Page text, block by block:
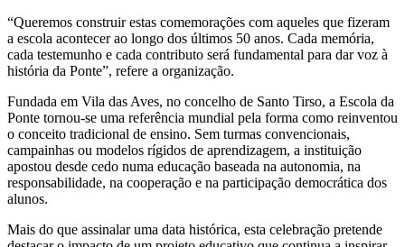
“Queremos construir estas comemorações com aqueles que fizeram
a escola acontecer ao longo dos últimos 50 anos. Cada memória,
cada testemunho e cada contributo será fundamental para dar voz à
história da Ponte”, refere a organização.
Fundada em Vila das Aves, no concelho de Santo Tirso, a Escola da
Ponte tornou-se uma referência mundial pela forma como reinventou
o conceito tradicional de ensino. Sem turmas convencionais,
campainhas ou modelos rígidos de aprendizagem, a instituição
apostou desde cedo numa educação baseada na autonomia, na
responsabilidade, na cooperação e na participação democrática dos
alunos.
Mais do que assinalar uma data histórica, esta celebração pretende